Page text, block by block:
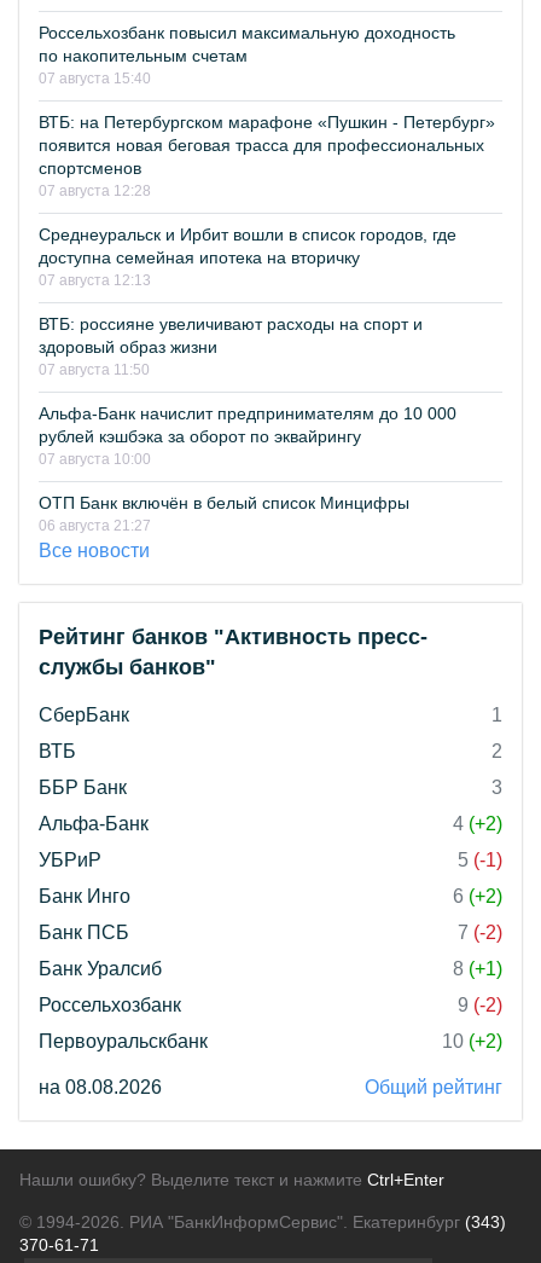
Россельхозбанк повысил максимальную доходность
по накопительным счетам
07 августа 15:40
ВТБ: на Петербургском марафоне «Пушкин - Петербург»
появится новая беговая трасса для профессиональных
спортсменов
07 августа 12:28
Среднеуральск и Ирбит вошли в список городов, где
доступна семейная ипотека на вторичку
07 августа 12:13
ВТБ: россияне увеличивают расходы на спорт и
здоровый образ жизни
07 августа 11:50
Альфа-Банк начислит предпринимателям до 10 000
рублей кэшбэка за оборот по эквайрингу
07 августа 10:00
ОТП Банк включён в белый список Минцифры
06 августа 21:27
Все новости
Рейтинг банков "Активность пресс-
службы банков"
СберБанк
1
ВТБ
2
ББР Банк
3
Альфа-Банк
4 (+2)
УБРиР
5 (-1)
Банк Инго
6 (+2)
Банк ПСБ
7 (-2)
Банк Уралсиб
8 (+1)
Россельхозбанк
9 (-2)
Первоуральскбанк
10 (+2)
на 08.08.2026 Общий рейтинг
Нашли ошибку? Выделите текст и нажмите Ctrl+Enter
© 1994-2026. РИА "БанкИнформСервис". Екатеринбург (343)
370-61-71